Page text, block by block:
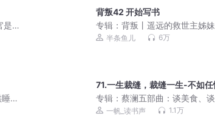
是一
背叛42 开始写书
专辑：背叛丨遥远的救世主姊
豆三部曲（全免费）
半条鱼儿 6万
电
71.一生裁缝，裁缝一生-不如
专辑：蔡澜五部曲：谈美食、谈
谈爱情，生活得更幸福
一帆_读书声 1.1万